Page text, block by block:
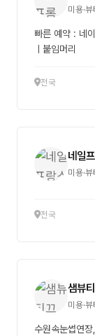
미용·뷰
빠른 예약 : 네
ㅣ붙임머리
전국
네일
미용·뷰
전국
샘뷰
미용·뷰
수원속눈썹연